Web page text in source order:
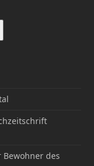
Bewohner des